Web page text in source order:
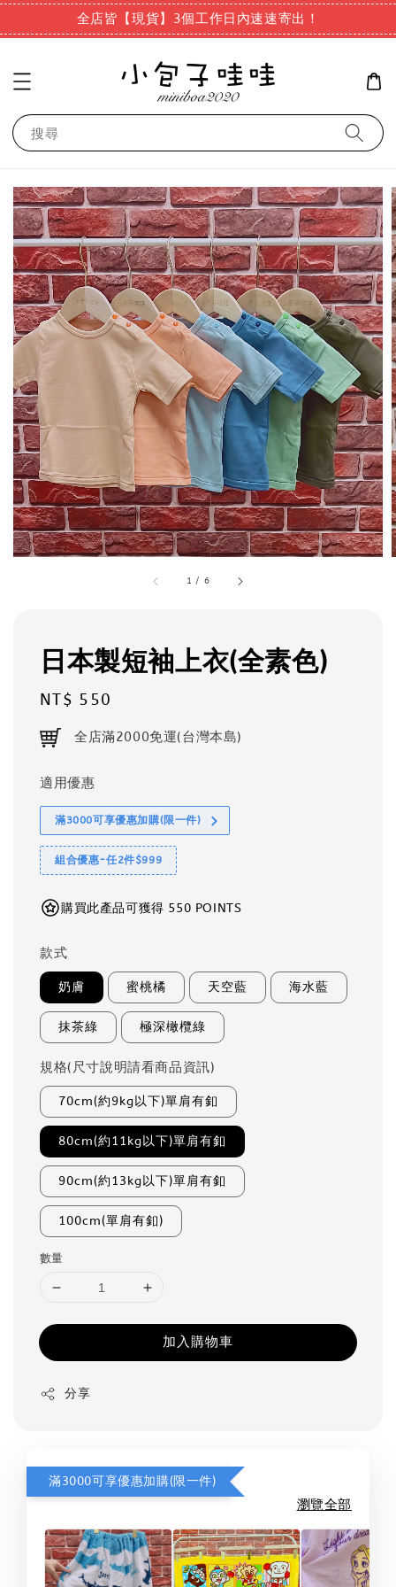
全店皆【現貨】3個工作日內速速寄出！
搜尋
1 / 6
日本製短袖上衣(全素色)
Regular
price
NT$ 550
全店滿2000免運(台灣本島)
適用優惠
滿3000可享優惠加購(限一件)
組合優惠-任2件$999
購買此產品可獲得 550 POINTS
款式
奶膚 蜜桃橘 天空藍 海水藍
抹茶綠 極深橄欖綠
規格(尺寸說明請看商品資訊)
70cm(約9kg以下)單肩有釦
80cm(約11kg以下)單肩有釦
90cm(約13kg以下)單肩有釦
100cm(單肩有釦)
數量
加入購物車
分享
滿3000可享優惠加購(限一件)
瀏覽全部